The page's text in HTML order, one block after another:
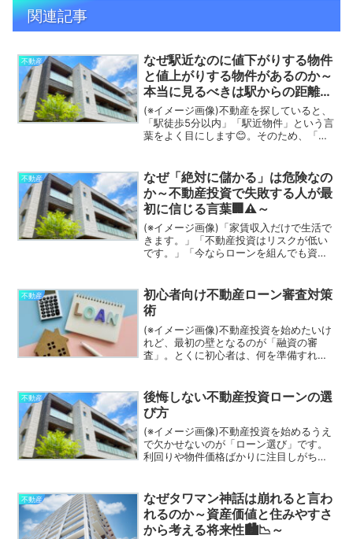
関連記事
不動産
なぜ駅近なのに値下がりする物件
と値上がりする物件があるのか～
本当に見るべきは駅からの距離で
はなかった😳🏢～
(※イメージ画像)不動産を探していると、
「駅徒歩5分以内」「駅近物件」という言
葉をよく目にします😊。そのため、「駅
おけば失敗しない」と考える人は少なく
ありません。確かに...
不動産
なぜ「絶対に儲かる」は危険なの
か～不動産投資で失敗する人が最
初に信じる言葉🏢⚠️～
(※イメージ画像)「家賃収入だけで生活で
きます。」「不動産投資はリスクが低い
です。」「今ならローンを組んでも資産
たことがあるかもしれません😊。確か
に、不動産投資で安定し...
不動産
初心者向け不動産ローン審査対策
術
(※イメージ画像)不動産投資を始めたいけ
れど、最初の壁となるのが「融資の審
査」。とくに初心者は、何を準備すれば
いでしょう。不動産投資ローンの審査
は、住宅ローンとは異なり...
不動産
後悔しない不動産投資ローンの選
び方
(※イメージ画像)不動産投資を始めるうえ
で欠かせないのが「ローン選び」です。
利回りや物件価格ばかりに注目しがちで
入額が多い方が良いというわけではな
く、自分の投資目的や資...
不動産
なぜタワマン神話は崩れると言わ
れるのか～資産価値と住みやすさ
から考える将来性🏙️📉～